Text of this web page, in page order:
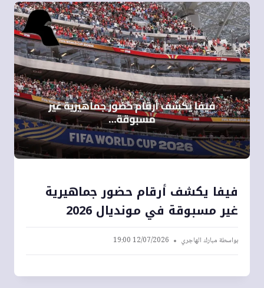
فيفا يكشف أرقام حضور جماهيرية
غير مسبوقة في مونديال 2026
بواسطةمبارك الهاجري 12/07/2026 19:00